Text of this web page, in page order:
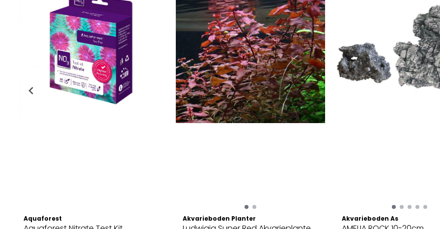
Aquaforest Akvarieboden Planter Akvarieboden As